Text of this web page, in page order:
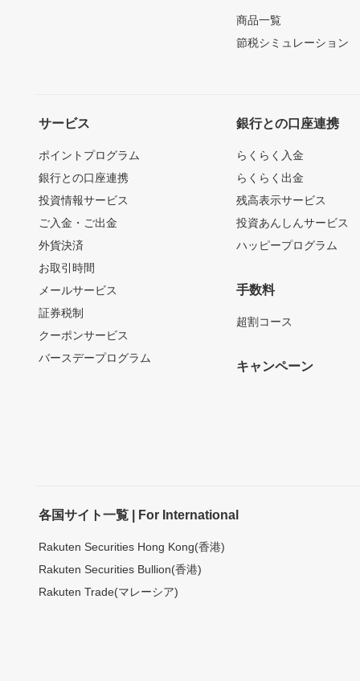
商品一覧
節税シミュレーション
サービス
ポイントプログラム
銀行との口座連携
投資情報サービス
ご入金・ご出金
外貨決済
お取引時間
メールサービス
証券税制
クーポンサービス
バースデープログラム
銀行との口座連携
らくらく入金
らくらく出金
残高表示サービス
投資あんしんサービス
ハッピープログラム
手数料
超割コース
キャンペーン
各国サイト一覧 | For International
Rakuten Securities Hong Kong(香港)
Rakuten Securities Bullion(香港)
Rakuten Trade(マレーシア)